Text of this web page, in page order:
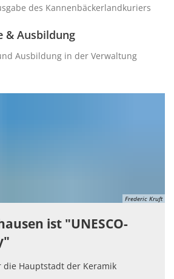
des Kannenbäckerlandkuriers
& Ausbildung
Ausbildung in der Verwaltung
Frederic Kruft
ist "UNESCO-
Hauptstadt der Keramik